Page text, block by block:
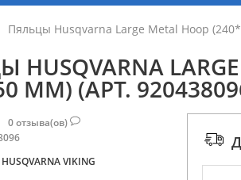
Пяльцы Husqvarna Large Metal Hoop
ММ) (АРТ.
0отзыва(ов)
HUSQVARNA VIKING